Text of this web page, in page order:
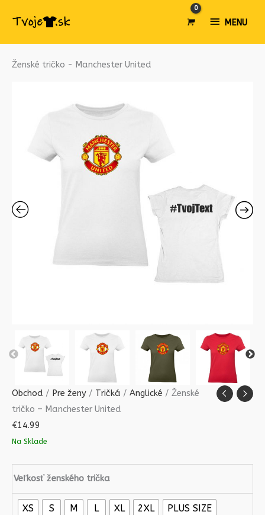
MENU
MENU
Ženské tričko - Manchester United
Obchod / Pre ženy / Tričká / Anglické / Ženské
tričko – Manchester United
€14.99
Na Sklade
Veľkosť ženského trička
XS S M L XL 2XL PLUS SIZE
množstvo